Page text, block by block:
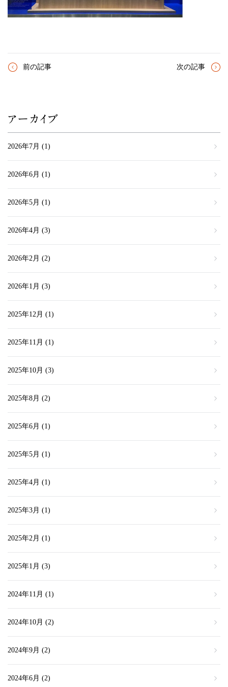
前の記事 次の記事
アーカイブ
2026年7月 (1)
2026年6月 (1)
2026年5月 (1)
2026年4月 (3)
2026年2月 (2)
2026年1月 (3)
2025年12月 (1)
2025年11月 (1)
2025年10月 (3)
2025年8月 (2)
2025年6月 (1)
2025年5月 (1)
2025年4月 (1)
2025年3月 (1)
2025年2月 (1)
2025年1月 (3)
2024年11月 (1)
2024年10月 (2)
2024年9月 (2)
2024年6月 (2)